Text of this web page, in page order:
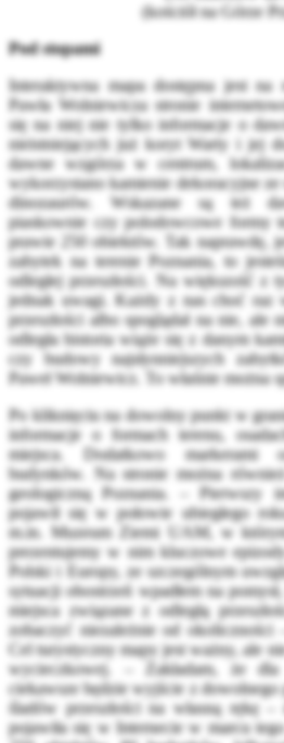
(kościół na Górze
Pod stopami
Interaktywna mapa dostępna jest na
Pawła Wolniewicza stronie
się na niej nie tylko informacje o
nieistniejących już koryt Warty i jej
dawne wzgórza w centrum,
wykorzystano kamienie dekoracyjne ze
dinozaurów. Wskazane są też
piaskownie czy polodowcowe formy
prawie 250 obiektów. Tak naprawdę,
zabytek na terenie Poznania, to
odległej przeszłości. Na większość z
jednak uwagi. Każdy z nas choć raz
przeszłości albo spoglądał na nie, ale
odległa historia wiąże się z danym
czy budowy najsłynniejszych
Paweł Wolniewicz. To właśnie można
Po kliknięciu na dowolny punkt w
informacje o formach terenu,
miejsca. Dodatkowo markerami
budynków. Na stronie można
geologiczną Poznania. – Pierwszy
pojawił się w połowie ubiegłego
m.in. Muzeum Ziemi UAM, w
prezentujemy w nim kluczowe
Polski i Europy, ze szczególnym
sytuacji obostrzeń wpadłem na
miejsca związane z odległą
zobaczyć niezależnie od okoliczności
Cel turystyczny mapy jest ważny, ale
wycieczkowej. – Zakładam, że
ciekawsze będzie wyjście z
śladów przeszłości na własną rękę
pojawiła się w Internecie w marcu